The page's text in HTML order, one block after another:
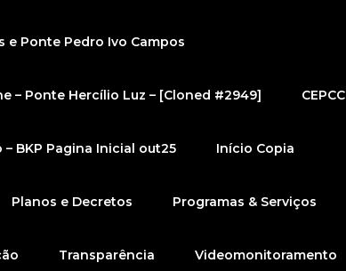
e Ponte Pedro Ivo Campos
– Ponte Hercílio Luz – [Cloned #2949] CEPCC
– BKP Pagina Inicial out25 Início Copia
Planos e Decretos Programas & Serviços
Transparência Videomonitoramento